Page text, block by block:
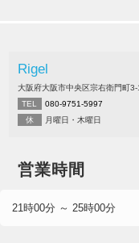
Rigel
大阪府大阪市中央区宗右衛門町
TEL
080-9751-5997
休
月曜日・木曜日
営業時間
21時00分 ～ 25時00分